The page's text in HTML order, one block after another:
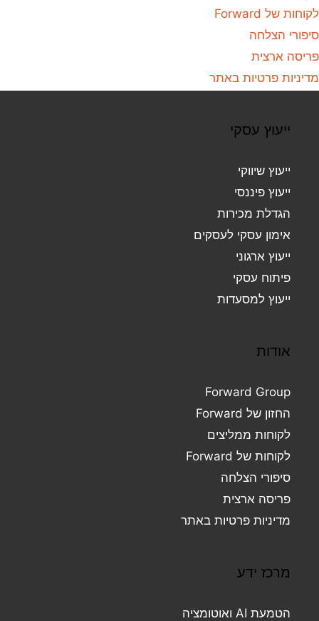
לקוחות של Forward
סיפורי הצלחה
פריסה ארצית
מדיניות פרטיות באתר
ייעוץ עסקי
ייעוץ שיווקי
ייעוץ פיננסי
הגדלת מכירות
אימון עסקי לעסקים
ייעוץ ארגוני
פיתוח עסקי
ייעוץ למסעדות
אודות
Forward Group
החזון של Forward
לקוחות ממליצים
לקוחות של Forward
סיפורי הצלחה
פריסה ארצית
מדיניות פרטיות באתר
מרכז ידע
הטמעת AI ואוטומציה